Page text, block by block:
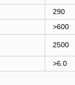
290
>600
2500
>6.0